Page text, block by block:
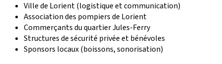
Ville de Lorient (logistique et communication)
Association des pompiers de Lorient
Commerçants du quartier Jules-Ferry
Structures de sécurité privée et bénévoles
Sponsors locaux (boissons, sonorisation)